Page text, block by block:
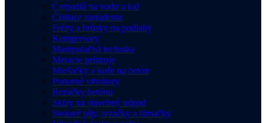
Čerpadlá na vodu a kal
Čistiace zariadenia
Frézy a brúsky na podlahy
Kompresory
Manipulačná technika
Meracie prístroje
Miešačky a koše na betón
Ponorné vibrátory
Rezačky betónu
Sklzy na stavebný odpad
Stolové píly, rezačky a lámačky